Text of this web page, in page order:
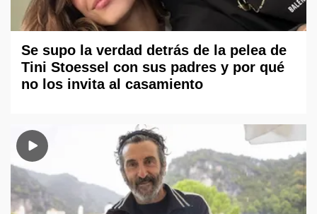
Se supo la verdad detrás de la pelea de
Tini Stoessel con sus padres y por qué
no los invita al casamiento